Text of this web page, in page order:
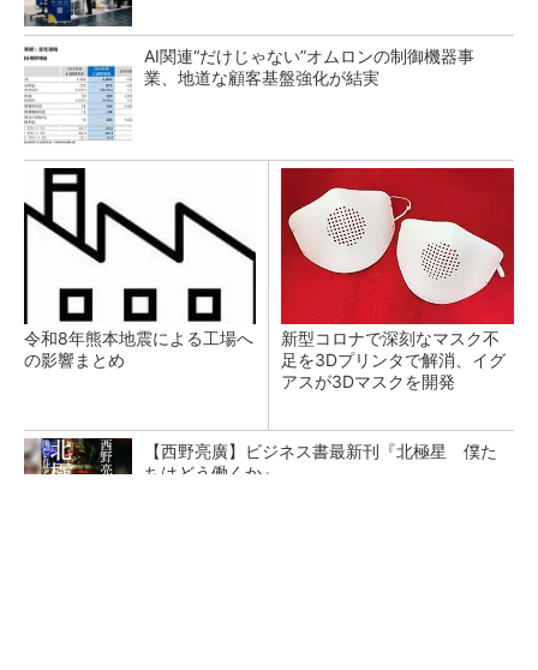
AI関連“だけじゃない”オムロンの制御機器事
業、地道な顧客基盤強化が結実
令和8年熊本地震による工場へ
の影響まとめ
新型コロナで深刻なマスク不
足を3Dプリンタで解消、イグ
アスが3Dマスクを開発
【西野亮廣】ビジネス書最新刊『北極星 僕た
ちはどう働くか』